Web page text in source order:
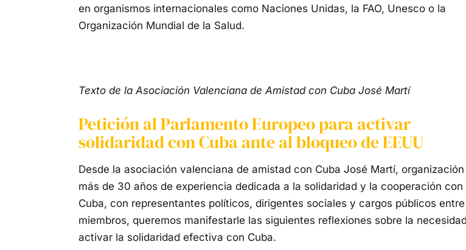
en organismos internacionales como Naciones Unidas, la FAO, Unesco o la
Organización Mundial de la Salud.
Texto de la Asociación Valenciana de Amistad con Cuba José Martí
Petición al Parlamento Europeo para activar
solidaridad con Cuba ante al bloqueo de EEUU
Desde la asociación valenciana de amistad con Cuba José Martí,
más de 30 años de experiencia dedicada a la solidaridad y la cooperación con
Cuba, con representantes políticos, dirigentes sociales y cargos públicos
miembros, queremos manifestarle las siguientes reflexiones sobre la
activar la solidaridad efectiva con Cuba.